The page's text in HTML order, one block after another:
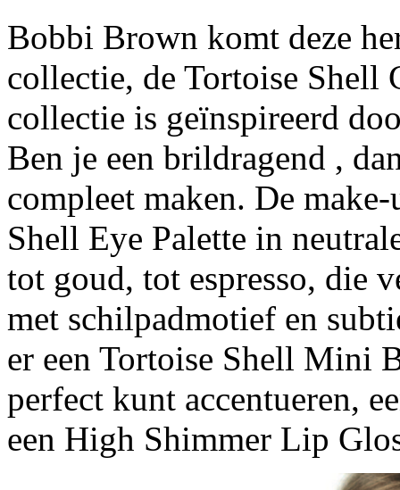
Bobbi Brown komt deze
collectie, de Tortoise Shell
collectie is geïnspireerd
Ben je een brildragend ,
compleet maken. De
Shell Eye Palette in
tot goud, tot espresso, die
met schilpadmotief en
er een Tortoise Shell Mini
perfect kunt accentueren,
een High Shimmer Lip